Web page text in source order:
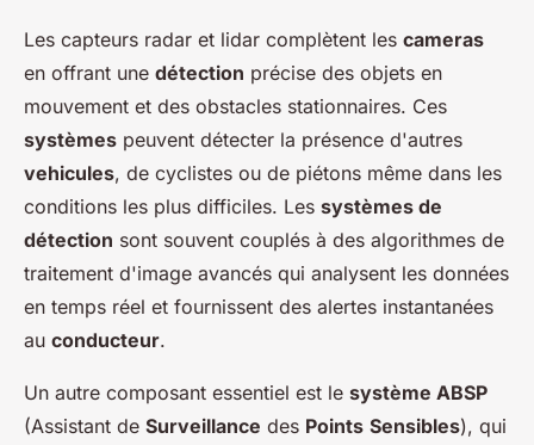
Les capteurs radar et lidar complètent les cameras
en offrant une détection précise des objets en
mouvement et des obstacles stationnaires. Ces
systèmes peuvent détecter la présence d'autres
vehicules, de cyclistes ou de piétons même dans les
conditions les plus difficiles. Les systèmes de
détection sont souvent couplés à des algorithmes de
traitement d'image avancés qui analysent les données
en temps réel et fournissent des alertes instantanées
au conducteur.
Un autre composant essentiel est le système ABSP
(Assistant de Surveillance des Points Sensibles), qui